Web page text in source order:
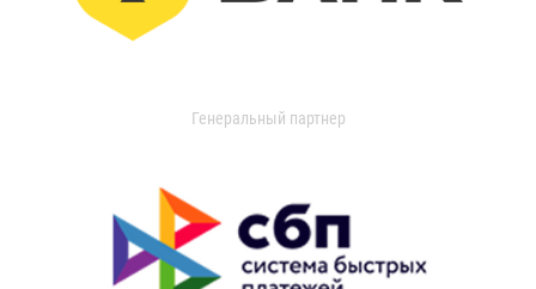
Генеральный партнер